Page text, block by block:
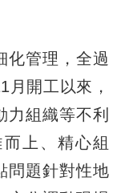
管理，全過
月開工以來，
力組織等不利
上、精心組
問題針對性地